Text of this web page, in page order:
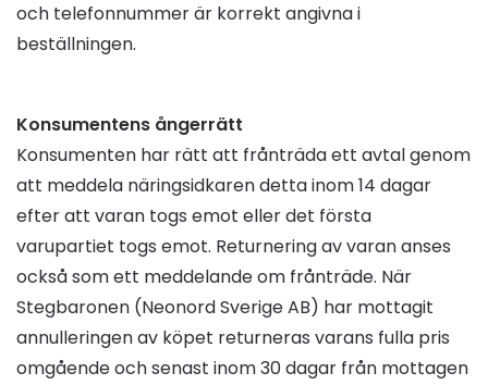
och telefonnummer är korrekt angivna i
beställningen.
Konsumentens ångerrätt
Konsumenten har rätt att frånträda ett avtal genom
att meddela näringsidkaren detta inom 14 dagar
efter att varan togs emot eller det första
varupartiet togs emot. Returnering av varan anses
också som ett meddelande om frånträde. När
Stegbaronen (Neonord Sverige AB) har mottagit
annulleringen av köpet returneras varans fulla pris
omgående och senast inom 30 dagar från mottagen